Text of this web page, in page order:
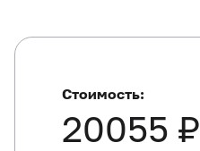
Стоимость:
20055 ₽